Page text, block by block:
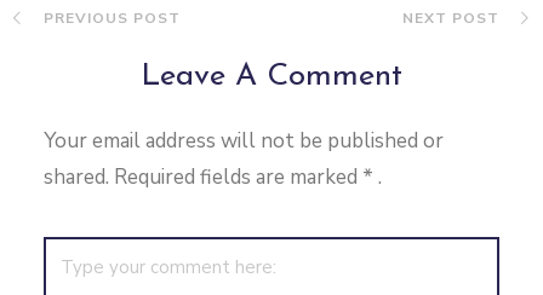
PREVIOUS POST NEXT POST
Leave A Comment
Your email address will not be published or
shared. Required fields are marked * .